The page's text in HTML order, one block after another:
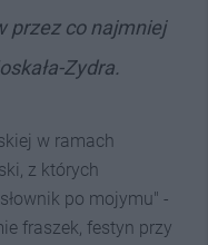
przez co najmniej
Zydra.
w ramach
z których
po mojymu" -
fraszek, festyn przy